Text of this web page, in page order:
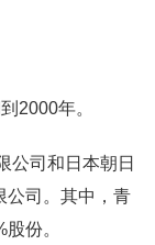
2000年。
公司和日本朝日
公司。其中，青
份。